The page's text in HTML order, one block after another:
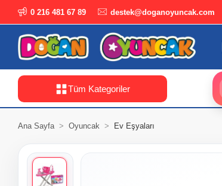
0 216 481 67 89 destek@doganoyuncak.com
Tüm Kategoriler
Ana Sayfa Oyuncak Ev Eşyaları